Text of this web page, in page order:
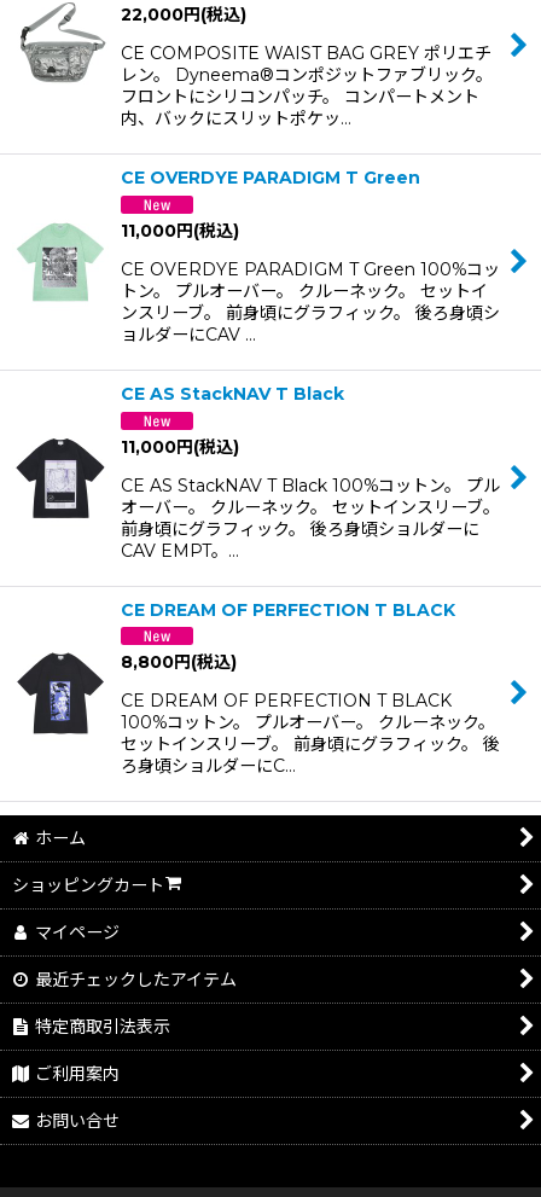
22,000円(税込)
CE COMPOSITE WAIST BAG GREY ポリエチ
レン。 Dyneema®コンポジットファブリック。
フロントにシリコンパッチ。 コンパートメント
内、バックにスリットポケッ…
CE OVERDYE PARADIGM T Green
11,000円(税込)
CE OVERDYE PARADIGM T Green 100%コッ
トン。 プルオーバー。 クルーネック。 セットイ
ンスリーブ。 前身頃にグラフィック。 後ろ身頃シ
ョルダーにCAV …
CE AS StackNAV T Black
11,000円(税込)
CE AS StackNAV T Black 100%コットン。 プル
オーバー。 クルーネック。 セットインスリーブ。
前身頃にグラフィック。 後ろ身頃ショルダーに
CAV EMPT。…
CE DREAM OF PERFECTION T BLACK
8,800円(税込)
CE DREAM OF PERFECTION T BLACK
100%コットン。 プルオーバー。 クルーネック。
セットインスリーブ。 前身頃にグラフィック。 後
ろ身頃ショルダーにC…
ホーム
ショッピングカート
マイページ
最近チェックしたアイテム
特定商取引法表示
ご利用案内
お問い合せ